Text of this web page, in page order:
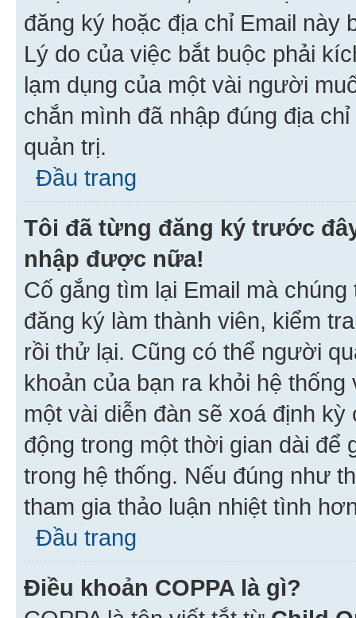
đăng ký hoặc địa chỉ Email này
Lý do của việc bắt buộc phải
lạm dụng của một vài người
chắn mình đã nhập đúng địa
quản trị.
Đầu trang
Tôi đã từng đăng ký trước
nhập được nữa!
Cố gắng tìm lại Email mà
đăng ký làm thành viên, kiểm
rồi thử lại. Cũng có thể người
khoản của bạn ra khỏi hệ
một vài diễn đàn sẽ xoá định
động trong một thời gian dài
trong hệ thống. Nếu đúng như
tham gia thảo luận nhiệt tình
Đầu trang
Điều khoản COPPA là gì?